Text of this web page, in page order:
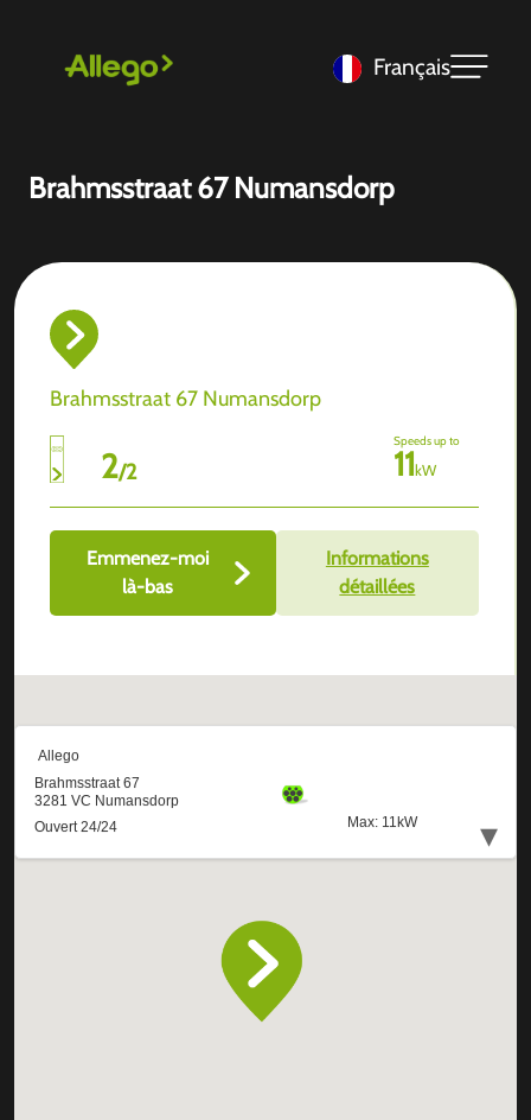
Français
Brahmsstraat 67 Numansdorp
Brahmsstraat 67 Numansdorp
2/2
Speeds up to
11kW
Emmenez-moi
là-bas
Informations
détaillées